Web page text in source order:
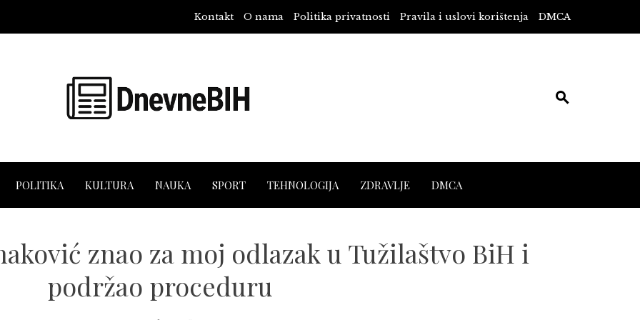
Kontakt O nama Politika privatnosti Pravila i uslovi korištenja DMCA
POLITIKA KULTURA NAUKA SPORT TEHNOLOGIJA ZDRAVLJE DMCA
znao za moj odlazak u Tužilaštvo BiH i
podržao proceduru